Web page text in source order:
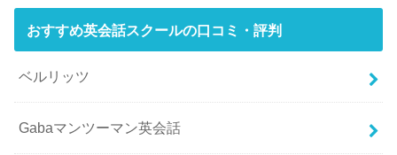
おすすめ英会話スクールの口コミ・評判
ベルリッツ
Gabaマンツーマン英会話